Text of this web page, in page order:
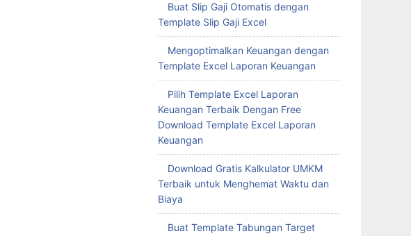
Buat Slip Gaji Otomatis dengan
Template Slip Gaji Excel
Mengoptimalkan Keuangan dengan
Template Excel Laporan Keuangan
Pilih Template Excel Laporan
Keuangan Terbaik Dengan Free
Download Template Excel Laporan
Keuangan
Download Gratis Kalkulator UMKM
Terbaik untuk Menghemat Waktu dan
Biaya
Buat Template Tabungan Target